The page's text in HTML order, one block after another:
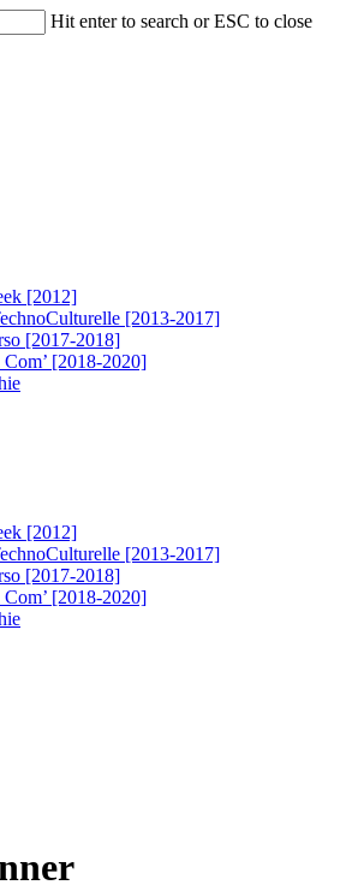
Hit enter to search or ESC to close
[2012]
[2013-2017]
[2017-2018]
Com’ [2018-2020]
[2012]
[2013-2017]
[2017-2018]
Com’ [2018-2020]